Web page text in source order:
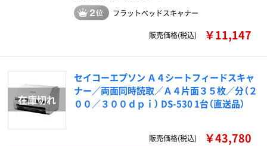
フラットベッドスキャナー
販売価格(税込) ￥11,147
セイコーエプソン Ａ４シートフィードスキャ
ナー／両面同時読取／Ａ４片面３５枚／分（２
００／３００ｄｐｉ） DS-530 1台（直送品）
販売価格(税込) ￥43,780